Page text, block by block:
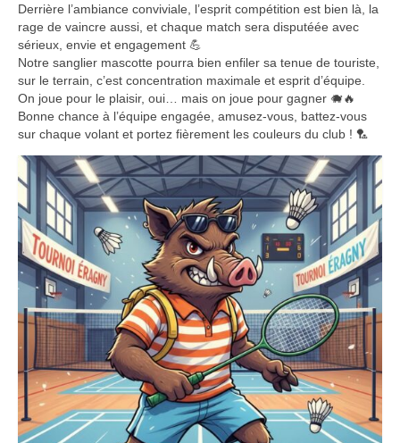
Derrière l’ambiance conviviale, l’esprit compétition est bien là, la
rage de vaincre aussi, et chaque match sera disputéée avec
sérieux, envie et engagement 💪
Notre sanglier mascotte pourra bien enfiler sa tenue de touriste,
sur le terrain, c’est concentration maximale et esprit d’équipe.
On joue pour le plaisir, oui… mais on joue pour gagner 🐗🔥
Bonne chance à l’équipe engagée, amusez-vous, battez-vous
sur chaque volant et portez fièrement les couleurs du club ! 🏸